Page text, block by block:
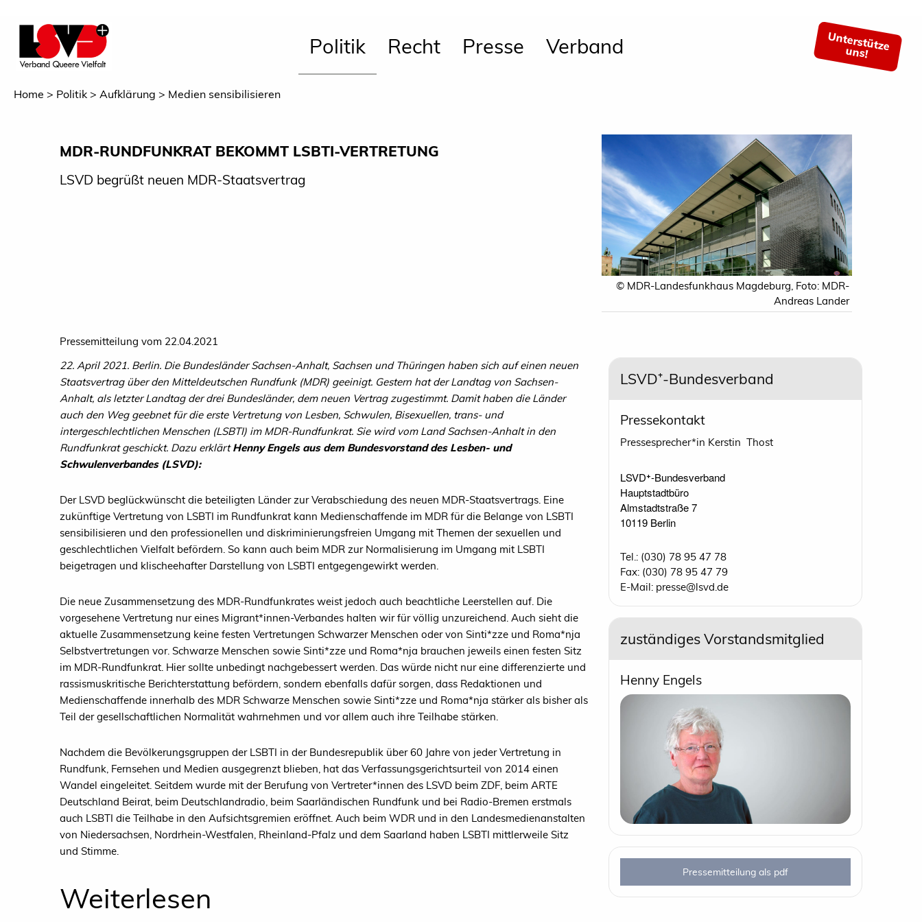
Politik Recht Presse Verband Unterstütze
uns!
Home Politik Aufklärung Medien sensibilisieren
MDR-RUNDFUNKRAT BEKOMMT LSBTI-VERTRETUNG
LSVD begrüßt neuen MDR-Staatsvertrag
© MDR-Landesfunkhaus Magdeburg, Foto: MDR-
Andreas Lander
Pressemitteilung vom 22.04.2021
22. April 2021. Berlin. Die Bundesländer Sachsen-Anhalt, Sachsen und Thüringen haben sich auf einen neuen
Staatsvertrag über den Mitteldeutschen Rundfunk (MDR) geeinigt. Gestern hat der Landtag von Sachsen-
Anhalt, als letzter Landtag der drei Bundesländer, dem neuen Vertrag zugestimmt. Damit haben die Länder
auch den Weg geebnet für die erste Vertretung von Lesben, Schwulen, Bisexuellen, trans- und
intergeschlechtlichen Menschen (LSBTI) im MDR-Rundfunkrat. Sie wird vom Land Sachsen-Anhalt in den
Rundfunkrat geschickt. Dazu erklärtHenny Engels aus dem Bundesvorstand des Lesben- und
Schwulenverbandes (LSVD):
Der LSVD beglückwünscht die beteiligten Länder zur Verabschiedung des neuen MDR-Staatsvertrags. Eine
zukünftige Vertretung von LSBTI im Rundfunkrat kann Medienschaffende im MDR für die Belange von LSBTI
sensibilisieren und den professionellen und diskriminierungsfreien Umgang mit Themen der sexuellen und
geschlechtlichen Vielfalt befördern. So kann auch beim MDR zur Normalisierung im Umgang mit LSBTI
beigetragen und klischeehafter Darstellung von LSBTI entgegengewirkt werden.
Die neue Zusammensetzung des MDR-Rundfunkrates weist jedoch auch beachtliche Leerstellen auf. Die
vorgesehene Vertretung nur eines Migrant*innen-Verbandes halten wir für völlig unzureichend. Auch sieht die
aktuelle Zusammensetzung keine festen Vertretungen Schwarzer Menschen oder von Sinti*zze und Roma*nja
Selbstvertretungen vor. Schwarze Menschen sowie Sinti*zze und Roma*nja brauchen jeweils einen festen Sitz
im MDR-Rundfunkrat. Hier sollte unbedingt nachgebessert werden. Das würde nicht nur eine differenzierte und
rassismuskritische Berichterstattung befördern, sondern ebenfalls dafür sorgen, dass Redaktionen und
Medienschaffende innerhalb des MDR Schwarze Menschen sowie Sinti*zze und Roma*nja stärker als bisher als
Teil der gesellschaftlichen Normalität wahrnehmen und vor allem auch ihre Teilhabe stärken.
Nachdem die Bevölkerungsgruppen der LSBTI in der Bundesrepublik über 60 Jahre von jeder Vertretung in
Rundfunk, Fernsehen und Medien ausgegrenzt blieben, hat das Verfassungsgerichtsurteil von 2014 einen
Wandel eingeleitet. Seitdem wurde mit der Berufung von Vertreter*innen des LSVD beim ZDF, beim ARTE
Deutschland Beirat, beim Deutschlandradio, beim Saarländischen Rundfunk und bei Radio-Bremen erstmals
auch LSBTI die Teilhabe in den Aufsichtsgremien eröffnet. Auch beim WDR und in den Landesmedienanstalten
von Niedersachsen, Nordrhein-Westfalen, Rheinland-Pfalz und dem Saarland haben LSBTI mittlerweile Sitz
und Stimme.
Weiterlesen
LSVD⁺-Bundesverband
Pressekontakt
Pressesprecher*in Kerstin Thost
LSVD⁺-Bundesverband
Hauptstadtbüro
Almstadtstraße 7
10119 Berlin
Tel.: (030) 78 95 47 78
Fax: (030) 78 95 47 79
E-Mail: presse@lsvd.de
zuständiges Vorstandsmitglied
Henny Engels
Pressemitteilung als pdf